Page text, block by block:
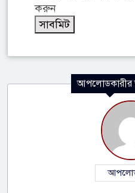
করুন
আপলোডকারীর